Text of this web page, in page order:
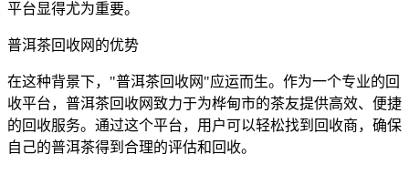
平台显得尤为重要。
普洱茶回收网的优势
在这种背景下，"普洱茶回收网"应运而生。作为一个专业的回
收平台，普洱茶回收网致力于为桦甸市的茶友提供高效、便捷
的回收服务。通过这个平台，用户可以轻松找到回收商，确保
自己的普洱茶得到合理的评估和回收。